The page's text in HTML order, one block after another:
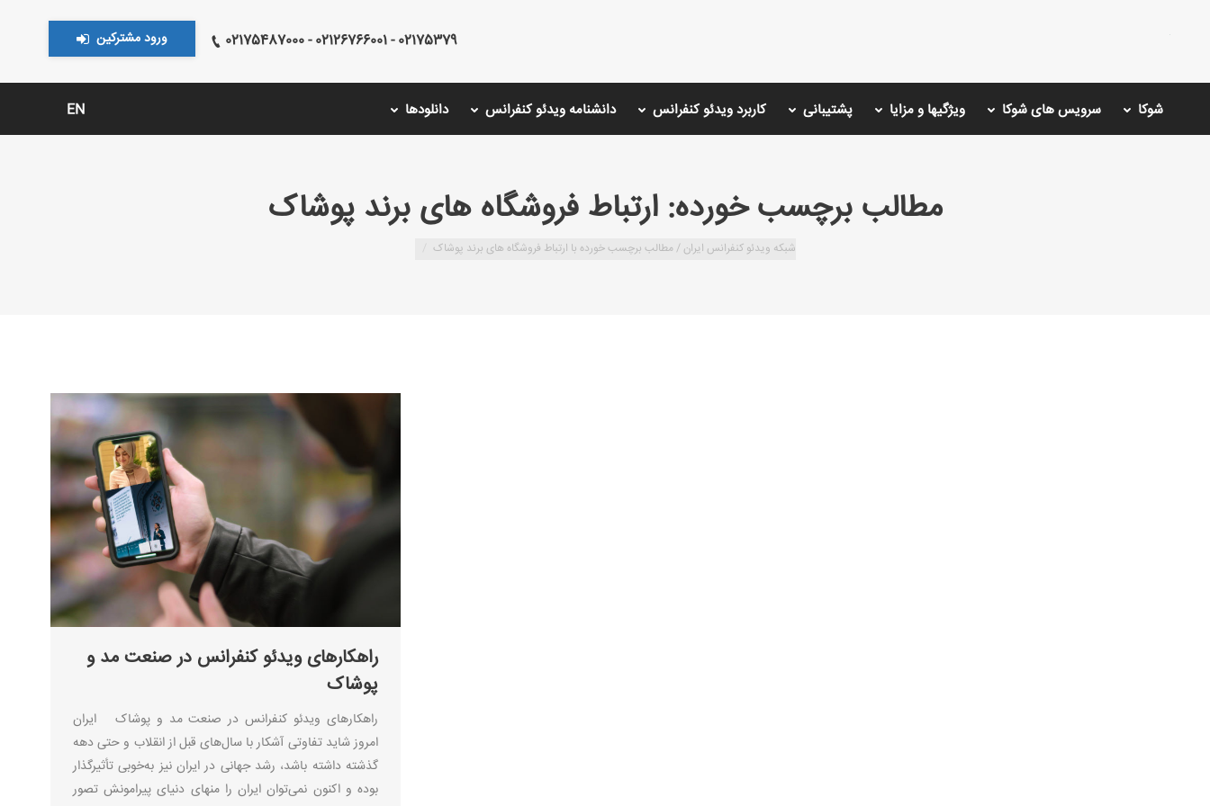
02175379 - 02126766001 - 02175487000 ورود مشترکین
شوکا سرویس های شوکا ویژگیها و مزایا پشتیبانی کاربرد ویدئو کنفرانس دانشنامه ویدئو کنفرانس دانلودها EN
مطالب برچسب خورده:ارتباط فروشگاه های برند پوشاک
شبکه ویدئو کنفرانس ایران / مطالب برچسب خورده با ارتباط فروشگاه های برند پوشاک
راهکارهای ویدئو کنفرانس در صنعت مد و
پوشاک
راهکارهای ویدئو کنفرانس در صنعت مد و پوشاک ایران
امروز شاید تفاوتی آشکار با سال‌های قبل از انقلاب و حتی دهه
گذشته داشته باشد، رشد جهانی در ایران نیز به‌خوبی تأثیرگذار
بوده و اکنون نمی‌توان ایران را منهای دنیای پیرامونش تصور